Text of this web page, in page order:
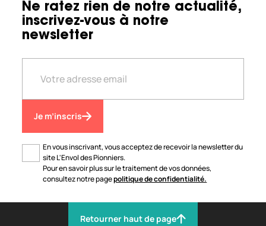
Ne ratez rien de notre actualité,
inscrivez-vous à notre
newsletter
Je m’inscris
En vous inscrivant, vous acceptez de recevoir la newsletter du
site L'Envol des Pionniers.
Pour en savoir plus sur le traitement de vos données,
consultez notre pagepolitique de confidentialité.
Retourner haut de page